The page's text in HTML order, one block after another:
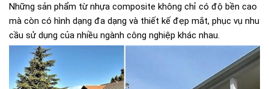
Những sản phẩm từ nhựa composite không chỉ có độ bền cao
mà còn có hình dạng đa dạng và thiết kế đẹp mắt, phục vụ nhu
cầu sử dụng của nhiều ngành công nghiệp khác nhau.